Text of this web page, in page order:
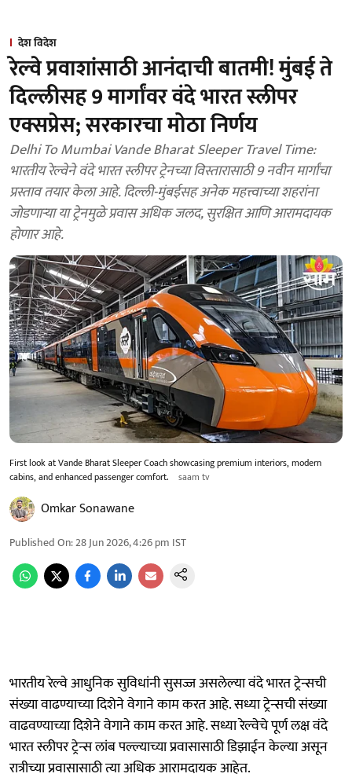
देश विदेश
रेल्वे प्रवाशांसाठी आनंदाची बातमी! मुंबई ते
दिल्लीसह 9 मार्गांवर वंदे भारत स्लीपर
एक्सप्रेस; सरकारचा मोठा निर्णय
Delhi To Mumbai Vande Bharat Sleeper Travel Time:
भारतीय रेल्वेने वंदे भारत स्लीपर ट्रेनच्या विस्तारासाठी 9 नवीन मार्गांचा
प्रस्ताव तयार केला आहे. दिल्ली-मुंबईसह अनेक महत्त्वाच्या शहरांना
जोडणाऱ्या या ट्रेनमुळे प्रवास अधिक जलद, सुरक्षित आणि आरामदायक
होणार आहे.
First look at Vande Bharat Sleeper Coach showcasing premium interiors, modern
cabins, and enhanced passenger comfort.
saam tv
Omkar Sonawane
Published On:28 Jun 2026, 4:26 pm IST
भारतीय रेल्वे आधुनिक सुविधांनी सुसज्ज असलेल्या वंदे भारत ट्रेन्सची
संख्या वाढण्याच्या दिशेने वेगाने काम करत आहे. सध्या ट्रेन्सची संख्या
वाढवण्याच्या दिशेने वेगाने काम करत आहे. सध्या रेल्वेचे पूर्ण लक्ष वंदे
भारत स्लीपर ट्रेन्स लांब पल्ल्याच्या प्रवासासाठी डिझाईन केल्या असून
रात्रीच्या प्रवासासाठी त्या अधिक आरामदायक आहेत.